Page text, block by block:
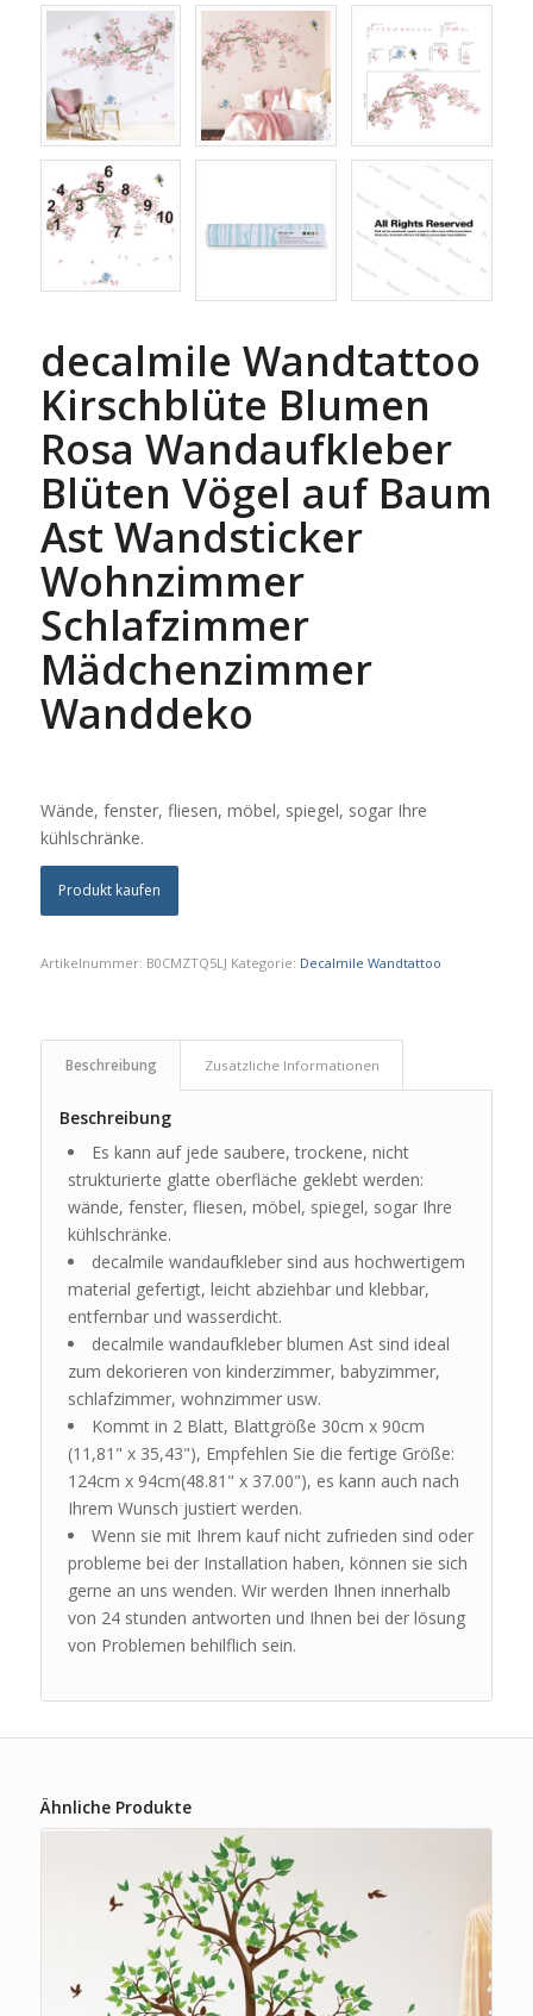
decalmile Wandtattoo
Kirschblüte Blumen
Rosa Wandaufkleber
Blüten Vögel auf Baum
Ast Wandsticker
Wohnzimmer
Schlafzimmer
Mädchenzimmer
Wanddeko
Wände, fenster, fliesen, möbel, spiegel, sogar Ihre
kühlschränke.
Produkt kaufen
Artikelnummer: B0CMZTQ5LJ Kategorie: Decalmile Wandtattoo
Beschreibung Zusätzliche Informationen
Beschreibung
Es kann auf jede saubere, trockene, nicht
strukturierte glatte oberfläche geklebt werden:
wände, fenster, fliesen, möbel, spiegel, sogar Ihre
kühlschränke.
decalmile wandaufkleber sind aus hochwertigem
material gefertigt, leicht abziehbar und klebbar,
entfernbar und wasserdicht.
decalmile wandaufkleber blumen Ast sind ideal
zum dekorieren von kinderzimmer, babyzimmer,
schlafzimmer, wohnzimmer usw.
Kommt in 2 Blatt, Blattgröße 30cm x 90cm
(11,81" x 35,43"), Empfehlen Sie die fertige Größe:
124cm x 94cm(48.81" x 37.00"), es kann auch nach
Ihrem Wunsch justiert werden.
Wenn sie mit Ihrem kauf nicht zufrieden sind oder
probleme bei der Installation haben, können sie sich
gerne an uns wenden. Wir werden Ihnen innerhalb
von 24 stunden antworten und Ihnen bei der lösung
von Problemen behilflich sein.
Ähnliche Produkte